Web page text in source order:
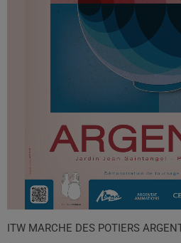
ITW MARCHE DES POTIERS